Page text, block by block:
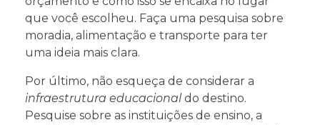
que você escolheu. Faça uma pesquisa sobre
moradia, alimentação e transporte para ter
uma ideia mais clara.
Por último, não esqueça de considerar a
infraestrutura educacional do destino.
Pesquise sobre as instituições de ensino, a